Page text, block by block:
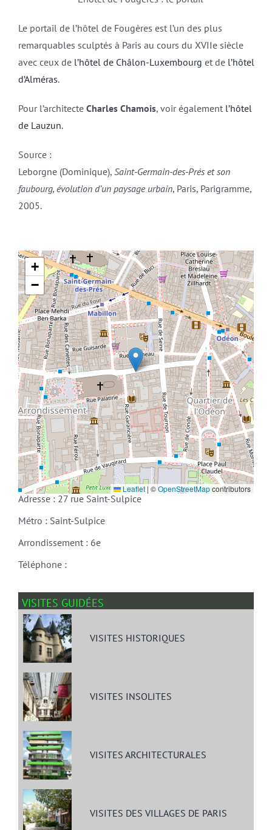
Le portail de l’hôtel de Fougères est l’un des plus
remarquables sculptés à Paris au cours du XVIIe siècle
avec ceux de l’hôtel de Châlon-Luxembourg et de l’hôtel
d’Alméras.
Pour l’architecte Charles Chamois, voir également l’hôtel
de Lauzun.
Source :
Leborgne (Dominique), Saint-Germain-des-Prés et son
faubourg, évolution d’un paysage urbain, Paris, Parigramme,
2005.
+
−
Leaflet | ©OpenStreetMapcontributors
Adresse : 27 rue Saint-Sulpice
Métro : Saint-Sulpice
Arrondissement : 6e
Téléphone :
VISITES GUIDÉES
VISITES HISTORIQUES
VISITES INSOLITES
VISITES ARCHITECTURALES
VISITES DES VILLAGES DE PARIS